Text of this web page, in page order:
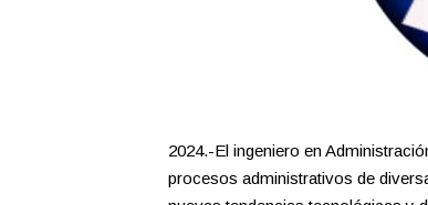
2024.-El ingeniero en
procesos administrativos de